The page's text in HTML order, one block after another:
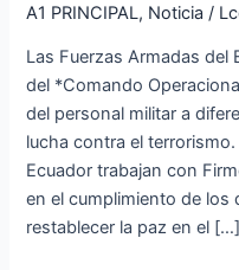
A1 PRINCIPAL, Noticia /
Las Fuerzas Armadas del
del *Comando
del personal militar a
lucha contra el
Ecuador trabajan con
en el cumplimiento de los
restablecer la paz en el […]